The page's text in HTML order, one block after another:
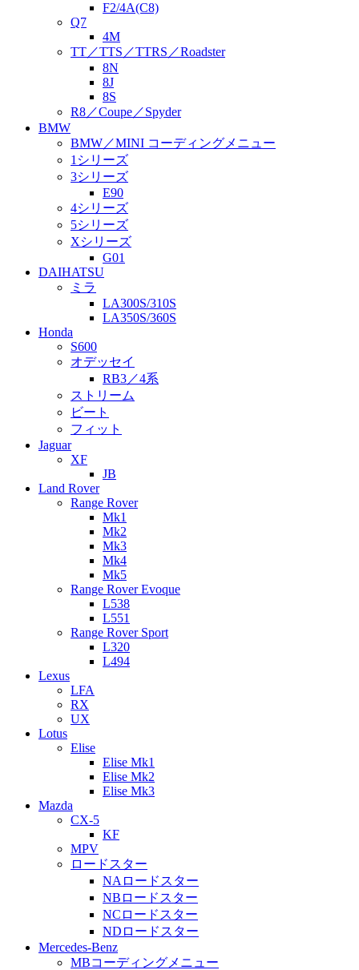
F2/4A(C8)
Q7
4M
TT／TTS／TTRS／Roadster
8N
8J
8S
R8／Coupe／Spyder
BMW
BMW／MINI コーディングメニュー
1シリーズ
3シリーズ
E90
4シリーズ
5シリーズ
Xシリーズ
G01
DAIHATSU
ミラ
LA300S/310S
LA350S/360S
Honda
S600
オデッセイ
RB3／4系
ストリーム
ビート
フィット
Jaguar
XF
JB
Land Rover
Range Rover
Mk1
Mk2
Mk3
Mk4
Mk5
Range Rover Evoque
L538
L551
Range Rover Sport
L320
L494
Lexus
LFA
RX
UX
Lotus
Elise
Elise Mk1
Elise Mk2
Elise Mk3
Mazda
CX-5
KF
MPV
ロードスター
NAロードスター
NBロードスター
NCロードスター
NDロードスター
Mercedes-Benz
MBコーディングメニュー